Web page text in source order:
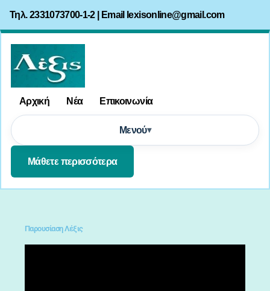
Τηλ. 2331073700-1-2 | Email lexisonline@gmail.com
Αρχική Νέα Επικοινωνία
Μενού
Μάθετε περισσότερα
Παρουσίαση Λέξις